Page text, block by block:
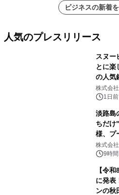
ビジネスの新着
人気のプレスリリース
スヌー
とに
の人気
ラボレ
ボグッ
株式会
1日前
淡路島
ちだけ
様、プ
きで
素泊り
株式会
9時
【令
に発表
ンの秋